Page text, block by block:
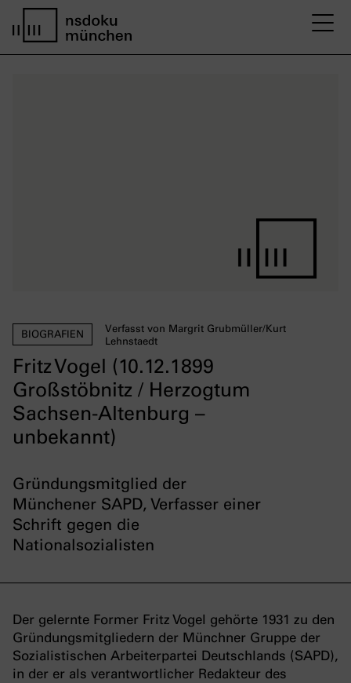
Fritz Vogel (10.12.1899
Großstöbnitz / Herzogtum
Sachsen-Altenburg –
unbekannt)
BIOGRAFIEN
Verfasst von Margrit Grubmüller/Kurt
Lehnstaedt
Gründungsmitglied der
Münchener SAPD, Verfasser einer
Schrift gegen die
Nationalsozialisten
Der gelernte Former Fritz Vogel gehörte 1931 zu den
Gründungsmitgliedern der Münchner Gruppe der
Sozialistischen Arbeiterpartei Deutschlands (SAPD),
in der er als verantwortlicher Redakteur des